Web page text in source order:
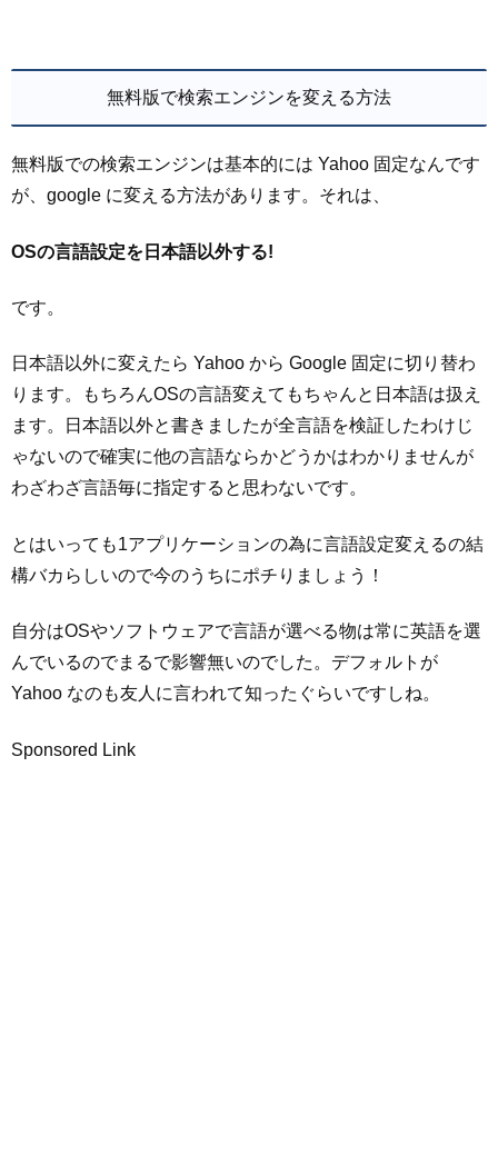
無料版で検索エンジンを変える方法
無料版での検索エンジンは基本的には Yahoo 固定なんです
が、google に変える方法があります。それは、
OSの言語設定を日本語以外する!
です。
日本語以外に変えたら Yahoo から Google 固定に切り替わ
ります。もちろんOSの言語変えてもちゃんと日本語は扱え
ます。日本語以外と書きましたが全言語を検証したわけじ
ゃないので確実に他の言語ならかどうかはわかりませんが
わざわざ言語毎に指定すると思わないです。
とはいっても1アプリケーションの為に言語設定変えるの結
構バカらしいので今のうちにポチりましょう！
自分はOSやソフトウェアで言語が選べる物は常に英語を選
んでいるのでまるで影響無いのでした。デフォルトが
Yahoo なのも友人に言われて知ったぐらいですしね。
Sponsored Link